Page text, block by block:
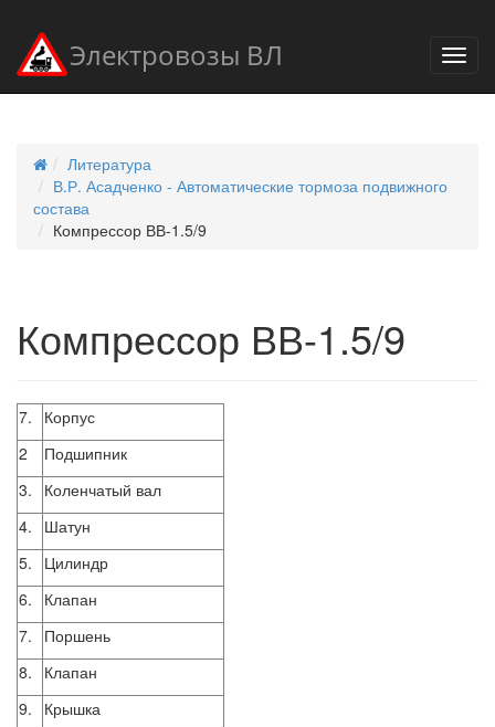
Электровозы ВЛ
Литература
В.Р. Асадченко - Автоматические тормоза подвижного
состава
Компрессор ВВ-1.5/9
Компрессор ВВ-1.5/9
7.
Корпус
2
Подшипник
3.
Коленчатый вал
4.
Шатун
5.
Цилиндр
6.
Клапан
7.
Поршень
8.
Клапан
9.
Крышка